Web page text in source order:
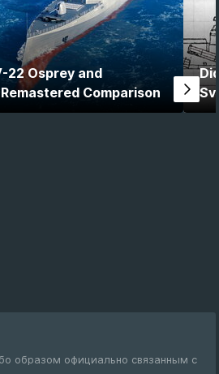
22 Osprey and
Comparison
образом официально связанным с